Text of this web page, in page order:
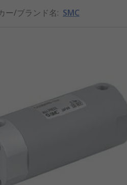
ー/ブランド名: SMC